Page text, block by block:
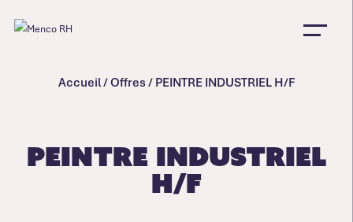
Accueil/Offres/ PEINTRE INDUSTRIEL H/F
PEINTRE INDUSTRIEL
H/F